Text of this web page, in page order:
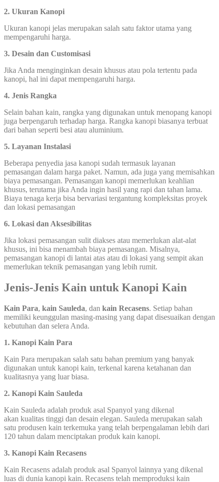
2. Ukuran Kanopi
Ukuran kanopi jelas merupakan salah satu faktor utama yang
mempengaruhi harga.
3. Desain dan Customisasi
Jika Anda menginginkan desain khusus atau pola tertentu pada
kanopi, hal ini dapat mempengaruhi harga.
4. Jenis Rangka
Selain bahan kain, rangka yang digunakan untuk menopang kanopi
juga berpengaruh terhadap harga. Rangka kanopi biasanya terbuat
dari bahan seperti besi atau aluminium.
5. Layanan Instalasi
Beberapa penyedia jasa kanopi sudah termasuk layanan
pemasangan dalam harga paket. Namun, ada juga yang memisahkan
biaya pemasangan. Pemasangan kanopi memerlukan keahlian
khusus, terutama jika Anda ingin hasil yang rapi dan tahan lama.
Biaya tenaga kerja bisa bervariasi tergantung kompleksitas proyek
dan lokasi pemasangan
6. Lokasi dan Aksesibilitas
Jika lokasi pemasangan sulit diakses atau memerlukan alat-alat
khusus, ini bisa menambah biaya pemasangan. Misalnya,
pemasangan kanopi di lantai atas atau di lokasi yang sempit akan
memerlukan teknik pemasangan yang lebih rumit.
Jenis-Jenis Kain untuk Kanopi Kain
Kain Para, kain Sauleda, dan kain Recasens. Setiap bahan
memiliki keunggulan masing-masing yang dapat disesuaikan dengan
kebutuhan dan selera Anda.
1. Kanopi Kain Para
Kain Para merupakan salah satu bahan premium yang banyak
digunakan untuk kanopi kain, terkenal karena ketahanan dan
kualitasnya yang luar biasa.
2. Kanopi Kain Sauleda
Kain Sauleda adalah produk asal Spanyol yang dikenal
akan kualitas tinggi dan desain elegan. Sauleda merupakan salah
satu produsen kain terkemuka yang telah berpengalaman lebih dari
120 tahun dalam menciptakan produk kain kanopi.
3. Kanopi Kain Recasens
Kain Recasens adalah produk asal Spanyol lainnya yang dikenal
luas di dunia kanopi kain. Recasens telah memproduksi kain